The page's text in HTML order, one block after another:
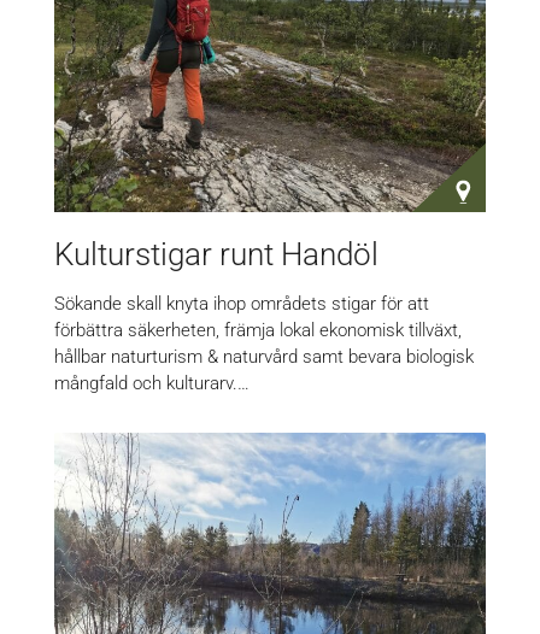
Kulturstigar runt Handöl
Sökande skall knyta ihop områdets stigar för att
förbättra säkerheten, främja lokal ekonomisk tillväxt,
hållbar naturturism & naturvård samt bevara biologisk
mångfald och kulturarv.…